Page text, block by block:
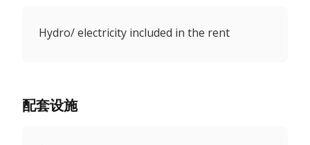
Hydro/ electricity included in the rent
配套设施